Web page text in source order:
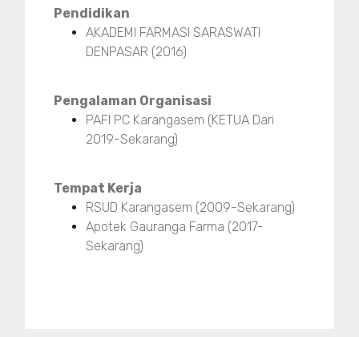
Pendidikan
AKADEMI FARMASI SARASWATI
DENPASAR (2016)
Pengalaman Organisasi
PAFI PC Karangasem (KETUA Dari
2019-Sekarang)
Tempat Kerja
RSUD Karangasem (2009-Sekarang)
Apotek Gauranga Farma (2017-
Sekarang)